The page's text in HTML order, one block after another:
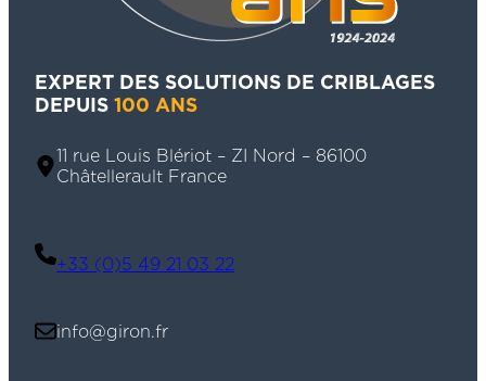
EXPERT DES SOLUTIONS DE CRIBLAGES
DEPUIS 100 ANS
11 rue Louis Blériot – ZI Nord – 86100
Châtellerault France
+33 (0)5 49 21 03 22
info@giron.fr